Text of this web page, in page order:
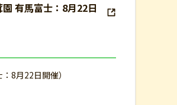
有馬富士：8月22日
8月22日開催）